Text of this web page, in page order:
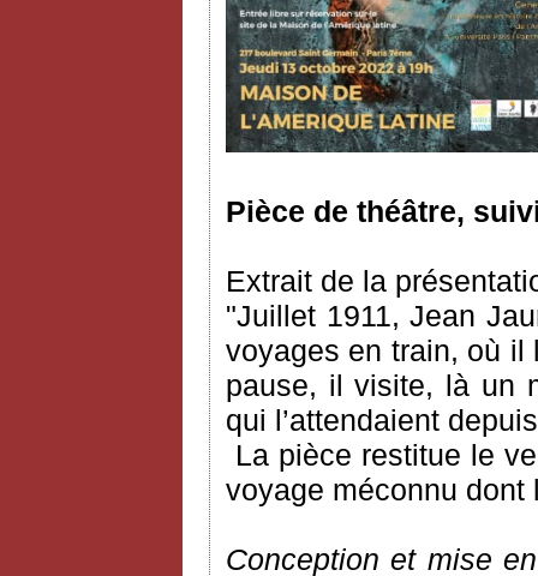
Pièce de théâtre,
Extrait de la
"Juillet 1911, Jean
voyages en train, où il
pause, il visite, là un
qui l’attendaient
La pièce restitue le
voyage méconnu dont
Conception et mise